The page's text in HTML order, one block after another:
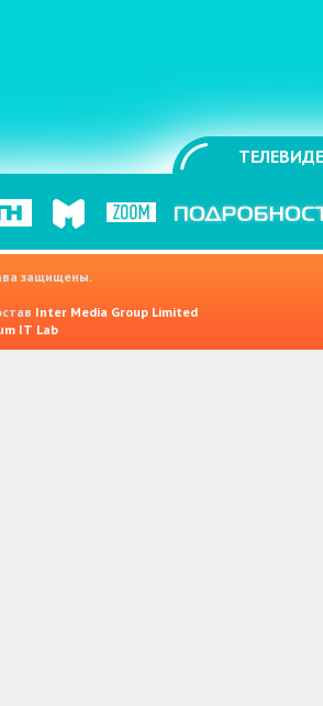
защищены.
Inter Media Group Limited
IT Lab